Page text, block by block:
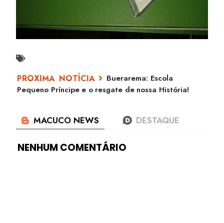
Buerarema: Escola
Pequeno Príncipe e o resgate de nossa História!
NENHUM COMENTÁRIO